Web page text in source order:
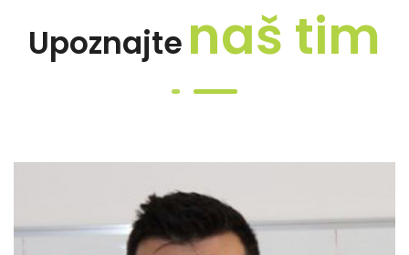
Upoznajte naš tim